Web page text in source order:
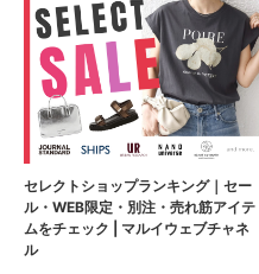
セレクトショップランキング｜セー
ル・WEB限定・別注・売れ筋アイテ
ムをチェック | マルイウェブチャネ
ル